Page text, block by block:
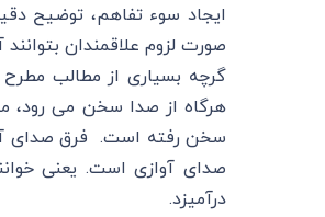
ایجاد سوء تفاهم، توضیح
صورت لزوم علاقمندان بتوانند
گرچه بسیاری از مطالب
هرگاه از صدا سخن می رود،
سخن رفته است. فرق صدای
صدای آوازی است. یعنی
درآمیزد.